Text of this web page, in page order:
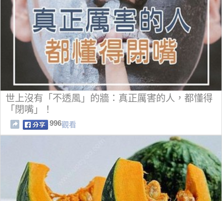
世上沒有「不透風」的牆：真正厲害的人，都懂得
「閉嘴」！
996觀看